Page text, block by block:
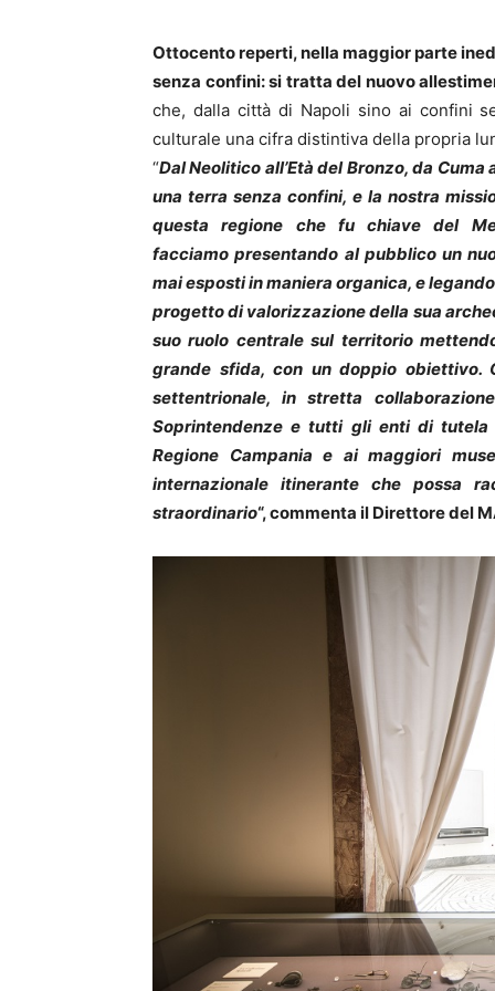
Ottocento reperti, nella maggior parte
senza confini: si tratta del nuovo
che, dalla città di Napoli sino ai confini
culturale una cifra distintiva della propria
“Dal Neolitico all’Età del Bronzo, da
una terra senza confini, e la nostra
questa regione che fu chiave del
facciamo presentando al pubblico un
mai esposti in maniera organica, e
progetto di valorizzazione della sua
suo ruolo centrale sul territorio
grande sfida, con un doppio obiettivo.
settentrionale, in stretta
Soprintendenze e tutti gli enti di
Regione Campania e ai maggiori
internazionale itinerante che possa
straordinario“, commenta il Direttore del